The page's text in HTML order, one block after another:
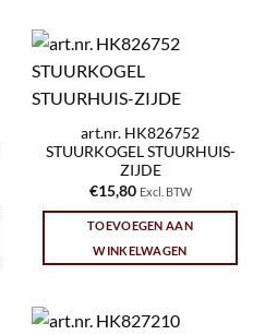
art.nr. HK826752
STUURKOGEL STUURHUIS-
ZIJDE
€15,80 Excl. BTW
TOEVOEGEN AAN
WINKELWAGEN